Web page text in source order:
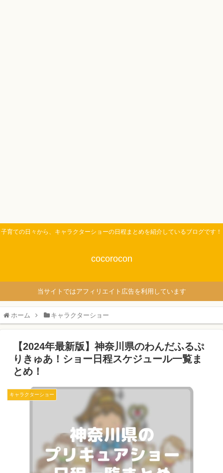
子育ての日々から、キャラクターショーの日程まとめを紹介しているブログです！
cocorocon
当サイトではアフィリエイト広告を利用しています
ホーム キャラクターショー
【2024年最新版】神奈川県のわんだふるぷ
りきゅあ！ショー日程スケジュール一覧ま
とめ！
キャラクターショー